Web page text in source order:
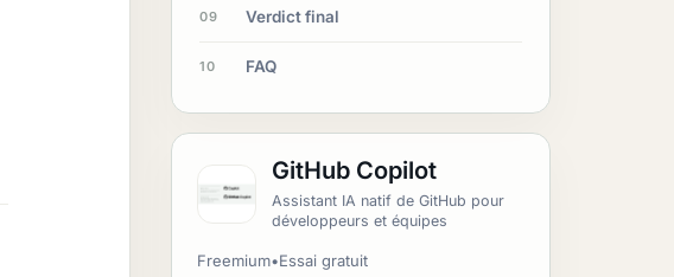
09 Verdict final
10 FAQ
GitHub Copilot
Assistant IA natif de GitHub pour
développeurs et équipes
Freemium•Essai gratuit